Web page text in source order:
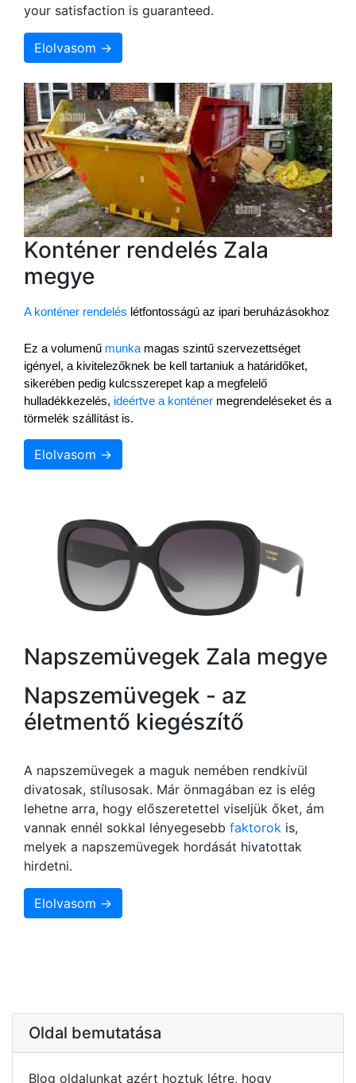
your satisfaction is guaranteed.
Elolvasom →
Konténer rendelés Zala
megye
A konténer rendelés létfontosságú az ipari beruházásokhoz
Ez a volumenű munka magas szintű szervezettséget
igényel, a kivitelezőknek be kell tartaniuk a határidőket,
sikerében pedig kulcsszerepet kap a megfelelő
hulladékkezelés, ideértve a konténer megrendeléseket és a
törmelék szállítást is.
Elolvasom →
Napszemüvegek Zala megye
Napszemüvegek - az
életmentő kiegészítő
A napszemüvegek a maguk nemében rendkívül
divatosak, stílusosak. Már önmagában ez is elég
lehetne arra, hogy előszeretettel viseljük őket, ám
vannak ennél sokkal lényegesebb faktorok is,
melyek a napszemüvegek hordását hivatottak
hirdetni.
Elolvasom →
Oldal bemutatása
Blog oldalunkat azért hoztuk létre, hogy